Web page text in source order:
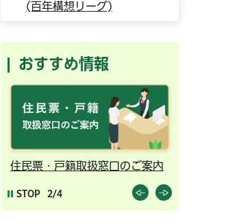
(百年構想リーグ)
おすすめ情報
千葉市の電子行政サービス
STOP 3/4